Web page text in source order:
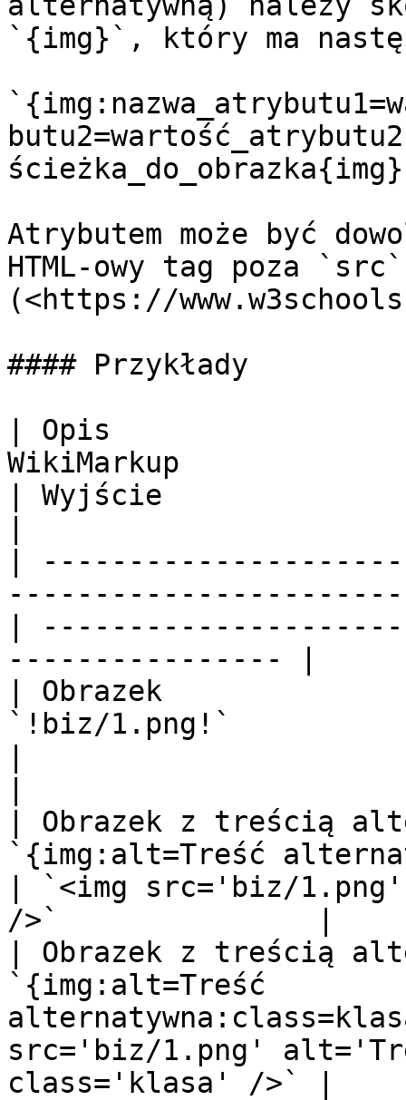
`{img}`, który ma
Atrybutem może być
HTML-owy tag poza `src`
(<https://
#### Przykłady
| Opis
WikiMarkup
| Wyjście
|
|
---------------- |
| Obrazek
`!biz/1.png!`
| Obrazek z treścią
`{img:alt=Treść
| `<img src='biz/
/>`               |
| Obrazek z treścią
`{img:alt=Treść
src='biz/1.png'
class='klasa' />` |